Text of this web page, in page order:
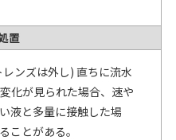
置
ンズは外し) 直ちに流水
化が見られた場合、速や
液と多量に接触した場
ことがある。